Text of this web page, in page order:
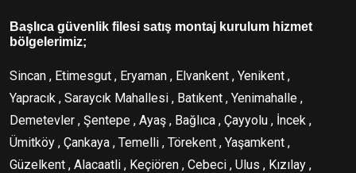
Başlıca güvenlik filesi satış montaj kurulum hizmet
bölgelerimiz;
Sincan , Etimesgut , Eryaman , Elvankent , Yenikent ,
Yapracık , Saraycık Mahallesi , Batıkent , Yenimahalle ,
Demetevler , Şentepe , Ayaş , Bağlıca , Çayyolu , İncek ,
Ümitköy , Çankaya , Temelli , Törekent , Yaşamkent ,
Güzelkent , Alacaatli , Keçiören , Cebeci , Ulus , Kızılay ,